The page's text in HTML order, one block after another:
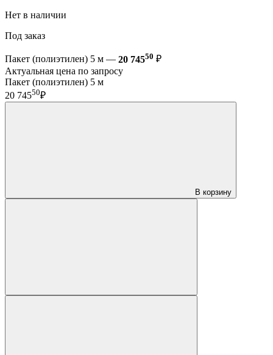
Нет в наличии
Под заказ
Пакет (полиэтилен) 5 м — 20 74550 ₽
Актуальная цена по запросу
Пакет (полиэтилен) 5 м
20 74550₽
В корзину